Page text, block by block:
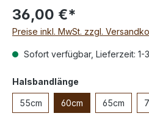
36,00 €*
Preise inkl. MwSt. zzgl.
Sofort verfügbar, Lieferzeit: 1-
Halsbandlänge
55cm 60cm 65cm